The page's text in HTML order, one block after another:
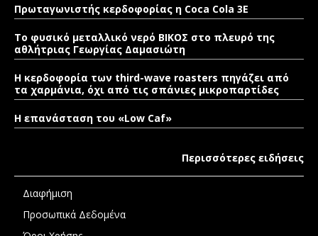
Πρωταγωνιστής κερδοφορίας η Coca Cola 3E
Το φυσικό μεταλλικό νερό ΒΙΚΟΣ στο πλευρό της
αθλήτριας Γεωργίας Δαμασιώτη
Η κερδοφορία των third-wave roasters πηγάζει από
τα χαρμάνια, όχι από τις σπάνιες μικροπαρτίδες
Η επανάσταση του «Low Caf»
Περισσότερες ειδήσεις
Διαφήμιση
Προσωπικά Δεδομένα